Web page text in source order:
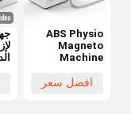
ABS Physio
Magneto
Machine
PEMF Back
Massager جهاز
افضل سعر